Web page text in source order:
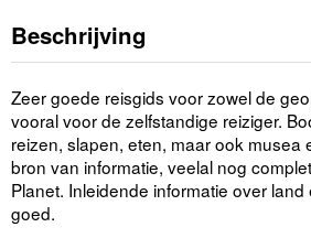
Beschrijving
Zeer goede reisgids voor zowel de
vooral voor de zelfstandige reiziger.
reizen, slapen, eten, maar ook musea
bron van informatie, veelal nog
Planet. Inleidende informatie over
goed.